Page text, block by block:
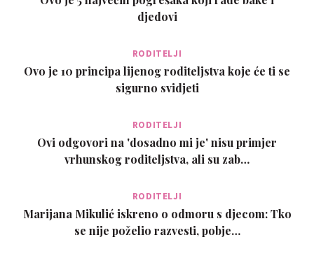
djedovi
RODITELJI
Ovo je 10 principa lijenog roditeljstva koje će ti se
sigurno svidjeti
RODITELJI
Ovi odgovori na 'dosadno mi je' nisu primjer
vrhunskog roditeljstva, ali su zab…
RODITELJI
Marijana Mikulić iskreno o odmoru s djecom: Tko
se nije poželio razvesti, pobje…